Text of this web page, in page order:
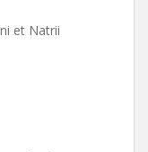
et Natrii